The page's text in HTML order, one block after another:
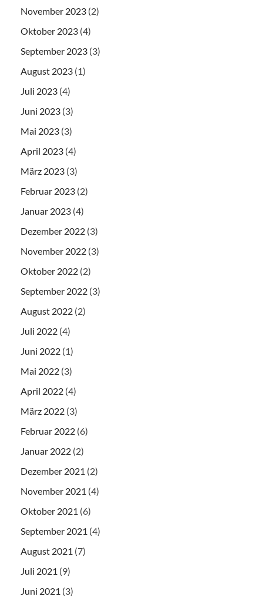
November 2023 (2)
Oktober 2023 (4)
September 2023 (3)
August 2023 (1)
Juli 2023 (4)
Juni 2023 (3)
Mai 2023 (3)
April 2023 (4)
März 2023 (3)
Februar 2023 (2)
Januar 2023 (4)
Dezember 2022 (3)
November 2022 (3)
Oktober 2022 (2)
September 2022 (3)
August 2022 (2)
Juli 2022 (4)
Juni 2022 (1)
Mai 2022 (3)
April 2022 (4)
März 2022 (3)
Februar 2022 (6)
Januar 2022 (2)
Dezember 2021 (2)
November 2021 (4)
Oktober 2021 (6)
September 2021 (4)
August 2021 (7)
Juli 2021 (9)
Juni 2021 (3)